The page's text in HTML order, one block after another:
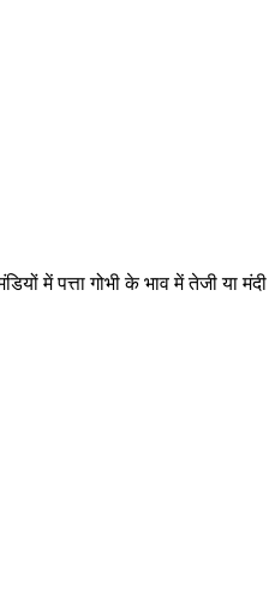
में पत्ता गोभी के भाव में तेजी या